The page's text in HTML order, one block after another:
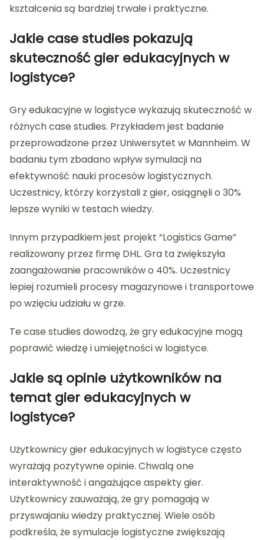
kształcenia są bardziej trwałe i praktyczne.
Jakie case studies pokazują
skuteczność gier edukacyjnych w
logistyce?
Gry edukacyjne w logistyce wykazują skuteczność w
różnych case studies. Przykładem jest badanie
przeprowadzone przez Uniwersytet w Mannheim. W
badaniu tym zbadano wpływ symulacji na
efektywność nauki procesów logistycznych.
Uczestnicy, którzy korzystali z gier, osiągnęli o 30%
lepsze wyniki w testach wiedzy.
Innym przypadkiem jest projekt “Logistics Game”
realizowany przez firmę DHL. Gra ta zwiększyła
zaangażowanie pracowników o 40%. Uczestnicy
lepiej rozumieli procesy magazynowe i transportowe
po wzięciu udziału w grze.
Te case studies dowodzą, że gry edukacyjne mogą
poprawić wiedzę i umiejętności w logistyce.
Jakie są opinie użytkowników na
temat gier edukacyjnych w
logistyce?
Użytkownicy gier edukacyjnych w logistyce często
wyrażają pozytywne opinie. Chwalą one
interaktywność i angażujące aspekty gier.
Użytkownicy zauważają, że gry pomagają w
przyswajaniu wiedzy praktycznej. Wiele osób
podkreśla, że symulacje logistyczne zwiększają